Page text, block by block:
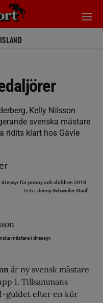
ISLAND
Kelly Nilsson
svenska mästare
ridits klart hos Gävle
för ponny och children 2018.
Foto: Jenny Schwieler Staaf
mästare i dressyr.
är ny svensk mästare
1. Tillsammans
guldet efter en kür